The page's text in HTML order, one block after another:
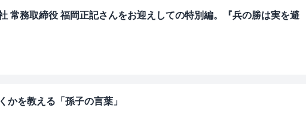
務取締役 福岡正記さんをお迎えしての特別編。『兵の勝は実を避
を教える「孫子の言葉」